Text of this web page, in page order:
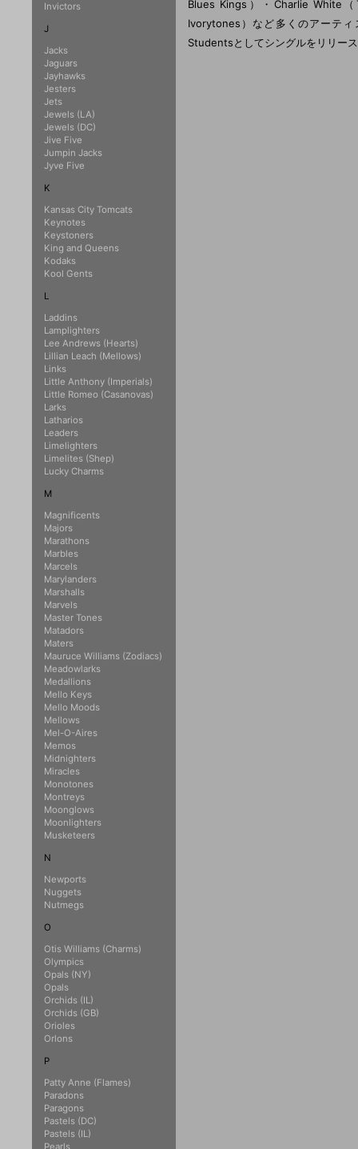
Blues Kings）・Charlie White
Ivorytones）など多くのアーテ
Studentsとしてシングルをリリー
Invictors
J
Jacks
Jaguars
Jayhawks
Jesters
Jets
Jewels (LA)
Jewels (DC)
Jive Five
Jumpin Jacks
Jyve Five
K
Kansas City Tomcats
Keynotes
Keystoners
King and Queens
Kodaks
Kool Gents
L
Laddins
Lamplighters
Lee Andrews (Hearts)
Lillian Leach (Mellows)
Links
Little Anthony (Imperials)
Little Romeo (Casanovas)
Larks
Latharios
Leaders
Limelighters
Limelites (Shep)
Lucky Charms
M
Magnificents
Majors
Marathons
Marbles
Marcels
Marylanders
Marshalls
Marvels
Master Tones
Matadors
Maters
Mauruce Williams (Zodiacs)
Meadowlarks
Medallions
Mello Keys
Mello Moods
Mellows
Mel-O-Aires
Memos
Midnighters
Miracles
Monotones
Montreys
Moonglows
Moonlighters
Musketeers
N
Newports
Nuggets
Nutmegs
O
Otis Williams (Charms)
Olympics
Opals (NY)
Opals
Orchids (IL)
Orchids (GB)
Orioles
Orlons
P
Patty Anne (Flames)
Paradons
Paragons
Pastels (DC)
Pastels (IL)
Pearls